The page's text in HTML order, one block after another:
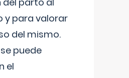
y para valorar
del mismo.
puede
el